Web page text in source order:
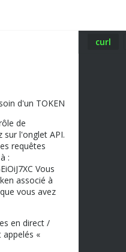
curl
d'un TOKEN
de
sur l'onglet API.
requêtes
:
Vous
associé à
vous avez
en direct /
«